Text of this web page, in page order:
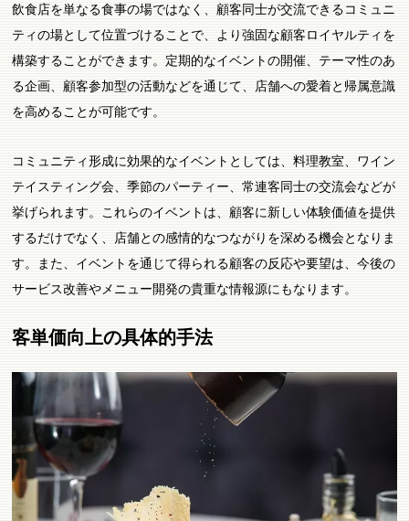
飲食店を単なる食事の場ではなく、顧客同士が交流できるコミュニ
ティの場として位置づけることで、より強固な顧客ロイヤルティを
構築することができます。定期的なイベントの開催、テーマ性のあ
る企画、顧客参加型の活動などを通じて、店舗への愛着と帰属意識
を高めることが可能です。
コミュニティ形成に効果的なイベントとしては、料理教室、ワイン
テイスティング会、季節のパーティー、常連客同士の交流会などが
挙げられます。これらのイベントは、顧客に新しい体験価値を提供
するだけでなく、店舗との感情的なつながりを深める機会となりま
す。また、イベントを通じて得られる顧客の反応や要望は、今後の
サービス改善やメニュー開発の貴重な情報源にもなります。
客単価向上の具体的手法